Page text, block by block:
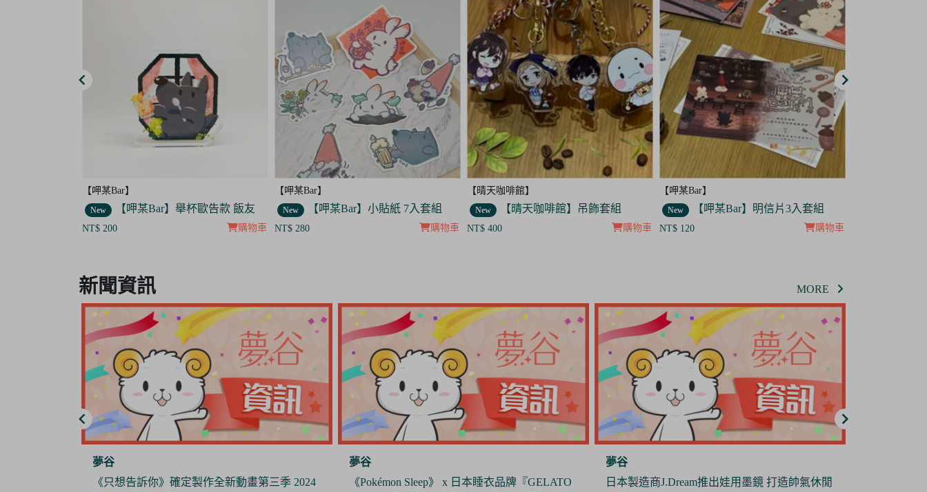
【呷某Bar】
New 【呷某Bar】小貼紙 7入套組
NT$ 280 購物車
【晴天咖啡館】
New 【晴天咖啡館】吊飾套組
NT$ 400 購物車
【呷某Bar】
New 【呷某Bar】明信片3入套組
NT$ 120 購物車
【呷某Bar】
New 【呷某Bar】菟菟 吊飾
NT$ 120 購物車
of
新聞資訊 MORE
夢谷
《Pokémon Sleep》 x 日本睡衣品牌『GELATO
夢谷
日本製造商J.Dream推出娃用墨鏡 打造帥氣休閒
夢谷
《地縛少年花子君》全新短篇動畫《放學後少